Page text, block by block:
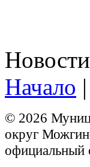
Начало |
© 2026
округ
официальный